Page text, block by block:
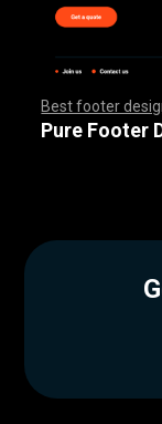
Best footer
,,,,,,,,,,,,,,,,,,
,,,,,,,,,,,,,,,,,,
,,,,,,,,
Pure Footer